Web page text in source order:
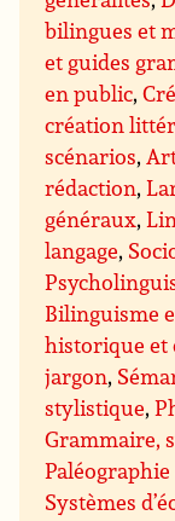
bilingues et
et guides
en public,
création
scénarios,
rédaction,
généraux,
langage,
Bilinguisme
historique et
jargon,
stylistique,
Grammaire,
Systèmes